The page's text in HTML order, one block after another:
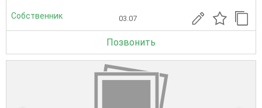
Собственник 03.07
Позвонить